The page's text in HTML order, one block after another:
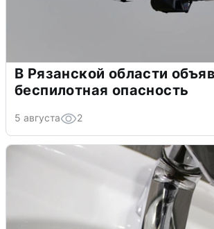
В Рязанской области
беспилотная опасность
5 августа 2